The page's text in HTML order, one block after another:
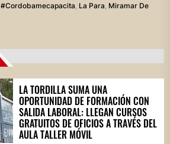
#cordobamecapacita La Para Miramar De
LA TORDILLA SUMA UNA
OPORTUNIDAD DE FORMACIÓN CON
SALIDA LABORAL: LLEGAN CURSOS
GRATUITOS DE OFICIOS A TRAVÉS DEL
AULA TALLER MÓVIL